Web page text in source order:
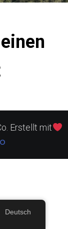
Erstellt mit
Deutsch